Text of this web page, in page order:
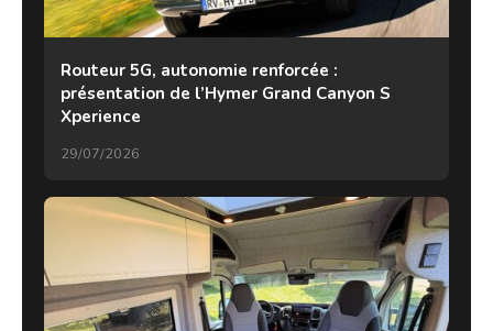
Routeur 5G, autonomie renforcée :
présentation de l’Hymer Grand Canyon S
Xperience
29/07/2026